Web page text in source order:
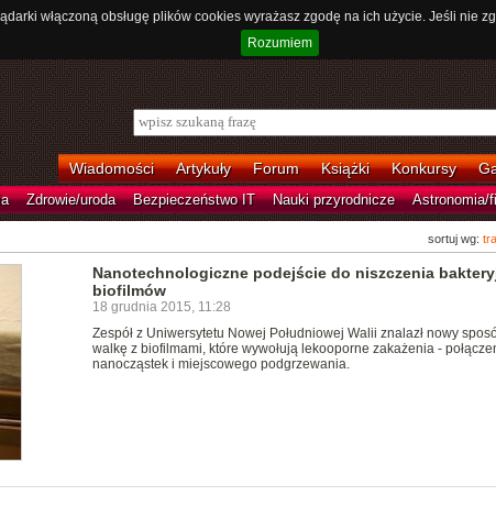
włączoną obsługę plików cookies wyrażasz zgodę na ich użycie. Jeśli
Rozumiem
Wiadomości Artykuły Forum Książki Konkursy
Zdrowie/uroda Bezpieczeństwo IT Nauki przyrodnicze Astronomia/
sortuj wg:
Nanotechnologiczne podejście do niszczenia
biofilmów
18 grudnia 2015, 11:28
Zespół z Uniwersytetu Nowej Południowej Walii znalazł nowy
walkę z biofilmami, które wywołują lekooporne zakażenia -
nanocząstek i miejscowego podgrzewania.